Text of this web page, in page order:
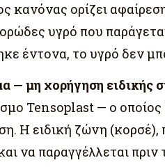
κανόνας ορίζει
υγρό που
έντονα, το υγρό δεν
— μη χορήγηση ειδικής
Tensoplast — ο
Η ειδική ζώνη (κορσέ),
να παραγγέλλεται